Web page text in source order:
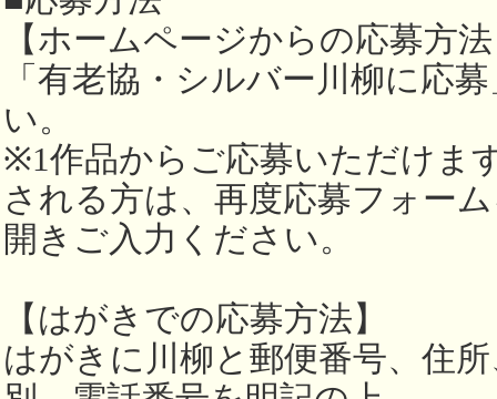
【ホームページからの応募方
「有老協・シルバー川柳に応
い。
※1作品からご応募いただけま
される方は、再度応募フォー
開きご入力ください。
【はがきでの応募方法】
はがきに川柳と郵便番号、住